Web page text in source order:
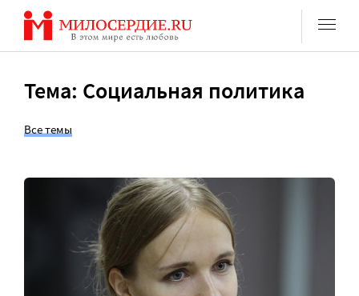
Перейти
содержанию
Тема: Социальная политика
Все темы